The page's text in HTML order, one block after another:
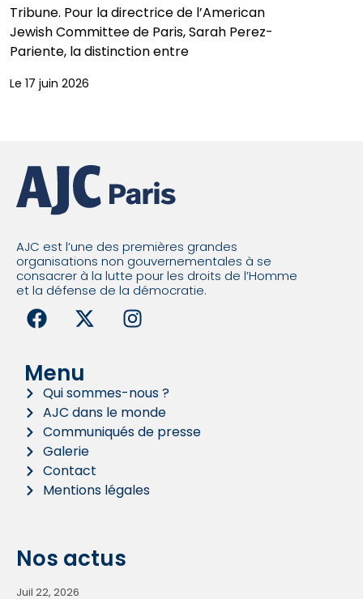
Tribune. Pour la directrice de l’American
Jewish Committee de Paris, Sarah Perez-
Pariente, la distinction entre
Le 17 juin 2026
AJC est l’une des premières grandes
organisations non gouvernementales à se
consacrer à la lutte pour les droits de l’Homme
et la défense de la démocratie.
Menu
Qui sommes-nous ?
AJC dans le monde
Communiqués de presse
Galerie
Contact
Mentions légales
Nos actus
Juil 22, 2026